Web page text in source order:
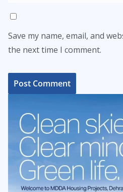
Save my name, email, and
the next time I comment.